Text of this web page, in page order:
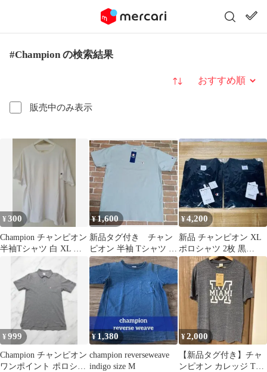
#Champion の検索結果
販売中のみ表示
並び替え
¥300
Champion チャンピオン
半袖Tシャツ 白 XL ホ
ワイト Cロゴ 穴あり
¥1,600
新品タグ付き チャン
ピオン 半袖 Tシャツ ラ
イトブルー M 定価4950
円
¥4,200
新品 チャンピオン XL
ポロシャツ 2枚 黒
Champion 鹿の子 無地
¥999
Champion チャンピオン
ワンポイント ポロシャ
¥ 1,380
champion reverseweave
indigo size M
¥2,000
【新品タグ付き】チャ
ンピオン カレッジ Tシ